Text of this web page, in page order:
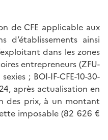
de CFE applicable aux
d’établissements ainsi
dans les zones
entrepreneurs (ZFU-
; BOI-IF-CFE-10-30-
après actualisation en
des prix, à un montant
imposable (82 626 €